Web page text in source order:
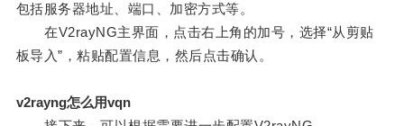
包括服务器地址、端口、加密方式等。
在V2rayNG主界面，点击右上角的加号，选择“从剪贴
板导入”，粘贴配置信息，然后点击确认。
v2rayng怎么用vqn